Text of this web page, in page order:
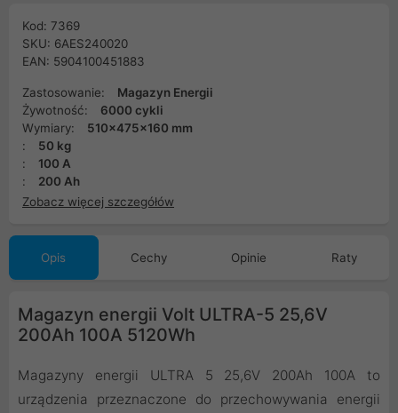
Kod: 7369
SKU: 6AES240020
EAN: 5904100451883
Zastosowanie:
Magazyn Energii
Żywotność:
6000 cykli
Wymiary:
510x475x160 mm
:
50 kg
:
100 A
:
200 Ah
Zobacz więcej szczegółów
Opis Cechy Opinie Raty
Magazyn energii Volt ULTRA-5 25,6V
200Ah 100A 5120Wh
Magazyny energii ULTRA 5 25,6V 200Ah 100A to
urządzenia przeznaczone do przechowywania energii